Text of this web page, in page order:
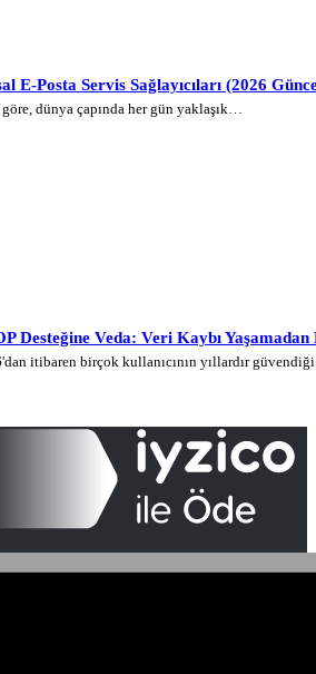
E-Posta Servis Sağlayıcıları (2026
dünya çapında her gün yaklaşık…
Desteğine Veda: Veri Kaybı
itibaren birçok kullanıcının yıllardır